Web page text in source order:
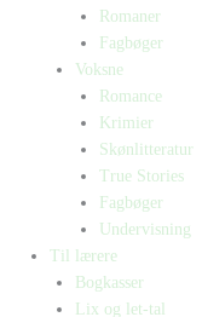
Romaner
Fagbøger
Voksne
Romance
Krimier
Skønlitteratur
True Stories
Fagbøger
Undervisning
Til lærere
Bogkasser
Lix og let-tal